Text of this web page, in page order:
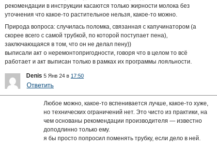
рекомендации в инструкции касаются только жирности молока без
уточнения что какое-то растительное нельзя, какое-то можно.
Природа вопроса: случилась поломка, связанная с капучинатором (а
скорее всего с самой трубкой, по которой поступает пена),
заключающаяся в том, что он не делал пену))
выписали акт о неремонтопригодности, говоря что в целом то всё
работает и акт выписан только в рамках их программы лояльности.
Denis 5 Янв 24 в 17:50
Ответить
Любое можно, какое-то вспенивается лучше, какое-то хуже,
но технических ограничений нет. Это чисто из практики, на
чем основаны рекомендации производителя — известно
доподлинно только ему.
я бы просто попросил поменять трубку, если дело в ней.